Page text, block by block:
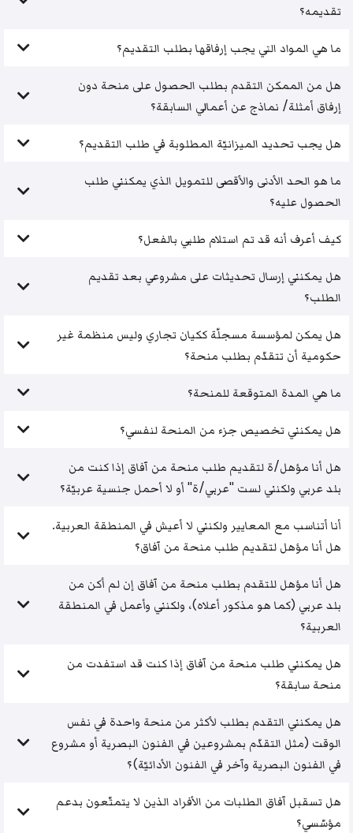
تقديمه؟
ما هي المواد التي يجب إرفاقها بطلب التقديم؟
هل من الممكن التقدم بطلب الحصول على منحة دون
إرفاق أمثلة/ نماذج عن أعمالي السابقة؟
هل يجب تحديد الميزانيّة المطلوبة في طلب التقديم؟
ما هو الحد الأدنى والأقصى للتمويل الذي يمكنني طلب
الحصول عليه؟
كيف أعرف أنه قد تم استلام طلبي بالفعل؟
هل يمكنني إرسال تحديثات على مشروعي بعد تقديم
الطلب؟
هل يمكن لمؤسسة مسجلّة ككيان تجاري وليس منظمة غير
حكومية أن تتقدّم بطلب منحة؟
ما هي المدة المتوقعة للمنحة؟
هل يمكنني تخصيص جزء من المنحة لنفسي؟
هل أنا مؤهل/ة لتقديم طلب منحة من آفاق إذا كنت من
بلد عربي ولكنني لست "عربي/ة" أو لا أحمل جنسية عربيّة؟
أنا أتناسب مع المعايير ولكنني لا أعيش في المنطقة العربية.
هل أنا مؤهل لتقديم طلب منحة من آفاق؟
هل أنا مؤهل للتقدم بطلب منحة من آفاق إن لم أكن من
بلد عربي (كما هو مذكور أعلاه)، ولكنني وأعمل في المنطقة
العربية؟
هل يمكنني طلب منحة من آفاق إذا كنت قد استفدت من
منحة سابقة؟
هل يمكنني التقدم بطلب لأكثر من منحة واحدة في نفس
الوقت (مثل التقدّم بمشروعين في الفنون البصرية أو مشروع
في الفنون البصرية وآخر في الفنون الأدائيّة)؟
هل تسقبل آفاق الطلبات من الأفراد الذين لا يتمتّعون بدعم
مؤسّسي؟